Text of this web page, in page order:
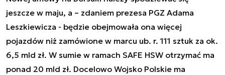
jeszcze w maju, a – zdaniem prezesa PGZ Adama
Leszkiewicza - będzie obejmowała ona więcej
pojazdów niż zamówione w marcu ub. r. 111 sztuk za ok.
6,5 mld zł. W sumie w ramach SAFE HSW otrzymać ma
ponad 20 mld zł. Docelowo Wojsko Polskie ma